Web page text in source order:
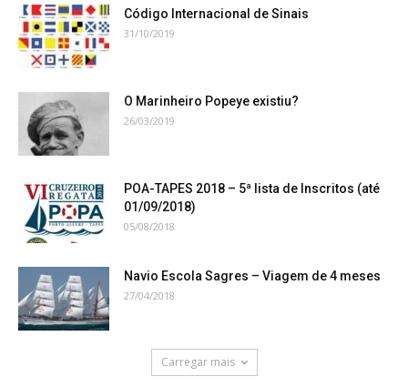
Código Internacional de Sinais
31/10/2019
O Marinheiro Popeye existiu?
26/03/2019
POA-TAPES 2018 – 5ª lista de Inscritos (até
01/09/2018)
05/08/2018
Navio Escola Sagres – Viagem de 4 meses
27/04/2018
Carregar mais